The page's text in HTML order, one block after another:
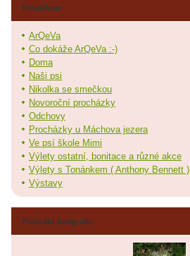
Fotoalbum
ArQeVa
Co dokáže ArQeVa :-)
Doma
Naši psi
Nikolka se smečkou
Novoroční procházky
Odchovy
Procházky u Máchova jezera
Ve psí škole Mimi
Výlety ostatní, bonitace a různé akce
Výlety s Tonánkem ( Anthony Bennett )
Výstavy
Poslední fotografie